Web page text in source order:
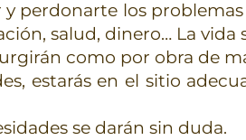
perdonarte los
salud, dinero… La vida
como por obra de
estarás en el sitio
se darán sin duda.